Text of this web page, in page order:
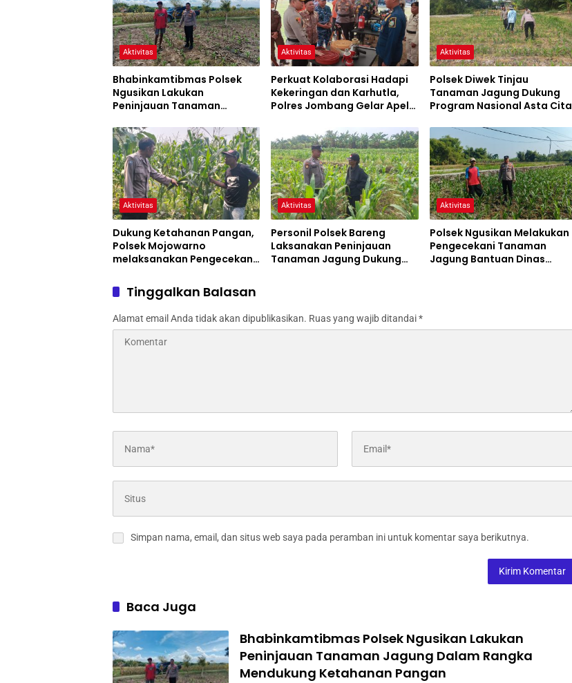
Aktivitas
Bhabinkamtibmas Polsek
Ngusikan Lakukan
Peninjauan Tanaman
Mendukung Ketahanan
Pangan
Aktivitas
Perkuat Kolaborasi Hadapi
Kekeringan dan Karhutla,
Polres Jombang Gelar Apel
Aktivitas
Polsek Diwek Tinjau
Tanaman Jagung Dukung
Program Nasional Asta Cita
Aktivitas
Dukung Ketahanan Pangan,
Polsek Mojowarno
melaksanakan Pengecekan
Aktivitas
Personil Polsek Bareng
Laksanakan Peninjauan
Tanaman Jagung Dukung
Aktivitas
Polsek Ngusikan Melakukan
Pengecekani Tanaman
Jagung Bantuan Dinas
Tinggalkan Balasan
Alamat email Anda tidak akan dipublikasikan. Ruas yang wajib ditandai*
Simpan nama, email, dan situs web saya pada peramban ini untuk komentar saya berikutnya.
Baca Juga
Bhabinkamtibmas Polsek Ngusikan Lakukan
Peninjauan Tanaman Jagung Dalam Rangka
Mendukung Ketahanan Pangan